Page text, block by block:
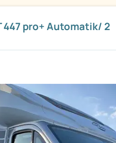
pro+ Automatik/ 2